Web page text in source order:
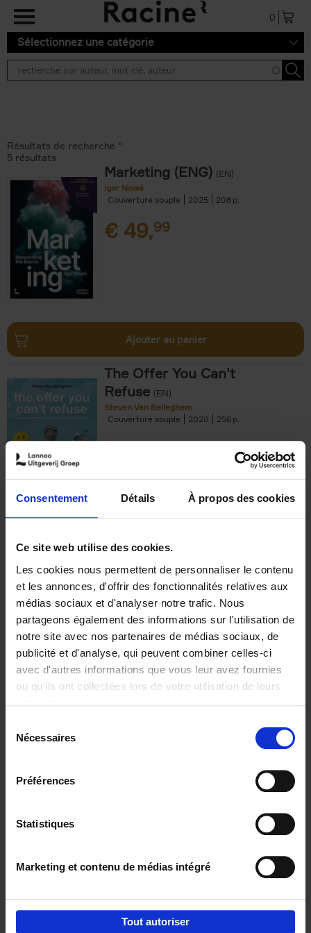
Consentement Détails À propos des cookies
Ce site web utilise des cookies.
Les cookies nous permettent de personnaliser le contenu
et les annonces, d'offrir des fonctionnalités relatives aux
médias sociaux et d'analyser notre trafic. Nous
partageons également des informations sur l'utilisation de
notre site avec nos partenaires de médias sociaux, de
publicité et d'analyse, qui peuvent combiner celles-ci
avec d'autres informations que vous leur avez fournies
ou qu'ils ont collectées lors de votre utilisation de leurs
Nécessaires
Préférences
Statistiques
Marketing et contenu de médias intégré
Tout autoriser
Aller au contenu principal
0
Sélectionnez une catégorie
Résultats de recherche ''
5 résultats
Marketing (ENG) (EN)
Igor Nowé
Couverture souple
2025 208
€ 49,99
Ajouter au panier
The Offer You Can't
Refuse (EN)
Steven Van Belleghem
Couverture souple
2020 256
€37,50
Building Bonds = Building
Business
Jochen Roef Jozefien De Feyter
Carolien Boom
Couverture souple
2025 200
€29,99
Digital marketing like a PRO -
completely revised edition (EN)